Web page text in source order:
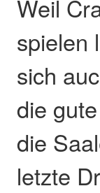
Weil
spielen
sich
die
die
letzte